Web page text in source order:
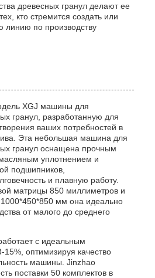
древесных гранул делают ее
кто стремится создать или
линию по производству
XGJ машины для
гранул, разработанную для
ваших потребностей в
Эта небольшая машина для
гранул оснащена прочным
уплотнением и
подшипников,
и плавную работу.
матрицы 850 миллиметров и
мм она идеально
от малого до среднего
с идеальным
оптимизируя качество
машины. Jinzhao
поставки 50 комплектов в